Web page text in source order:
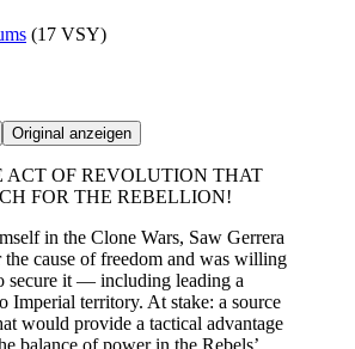
(17 VSY)
Original anzeigen
ACT OF REVOLUTION THAT
FOR THE REBELLION!
in the Clone Wars, Saw Gerrera
the cause of freedom and was willing
secure it — including leading a
Imperial territory. At stake: a source
would provide a tactical advantage